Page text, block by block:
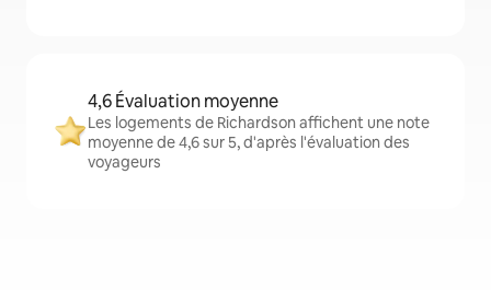
4,6 Évaluation moyenne
Les logements de Richardson affichent une note
moyenne de 4,6 sur 5, d'après l'évaluation des
voyageurs